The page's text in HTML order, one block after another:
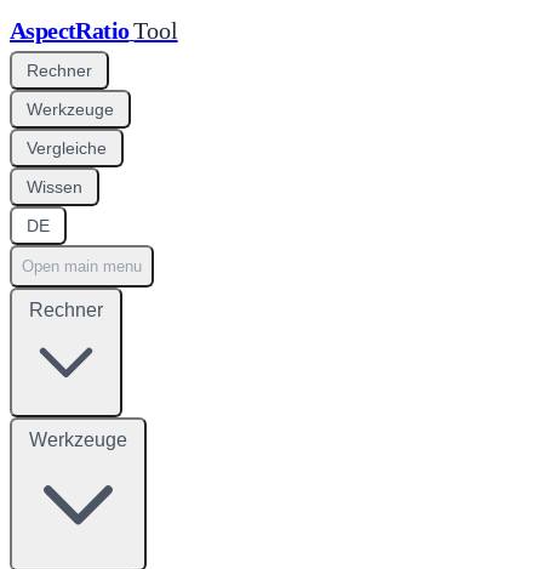
AspectRatioTool
Rechner
Werkzeuge
Vergleiche
Wissen
DE
Open main menu
Rechner
Werkzeuge